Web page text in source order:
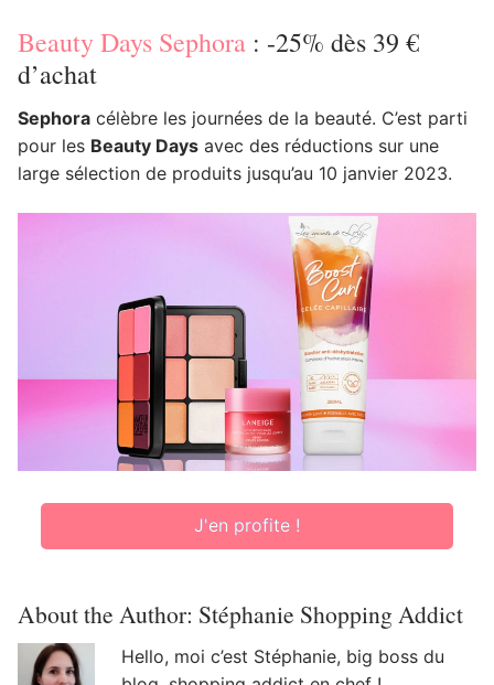
Beauty Days Sephora : -25% dès 39 €
d’achat
Sephora célèbre les journées de la beauté. C’est parti
pour les Beauty Days avec des réductions sur une
large sélection de produits jusqu’au 10 janvier 2023.
J'en profite !
About the Author: Stéphanie Shopping Addict
Hello, moi c’est Stéphanie, big boss du